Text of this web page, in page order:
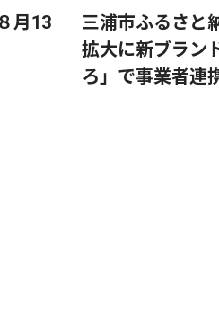
月13
三浦市ふるさ
拡大に新ブラ
ろ」で事業者連